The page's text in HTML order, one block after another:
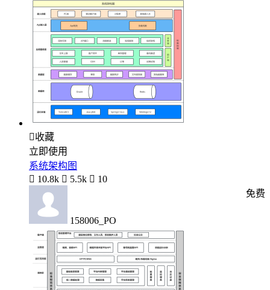
收藏
立即使用
系统架构图
 10.8k  5.5k  10
158006_PO
免费